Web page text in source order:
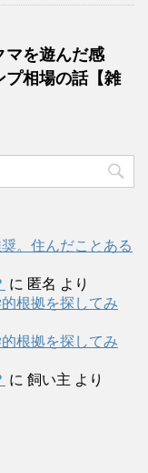
マを遊んだ感
プ相場の話【雑
。住んだことある
に 匿名 より
根拠を探してみ
根拠を探してみ
に 飼い主 より